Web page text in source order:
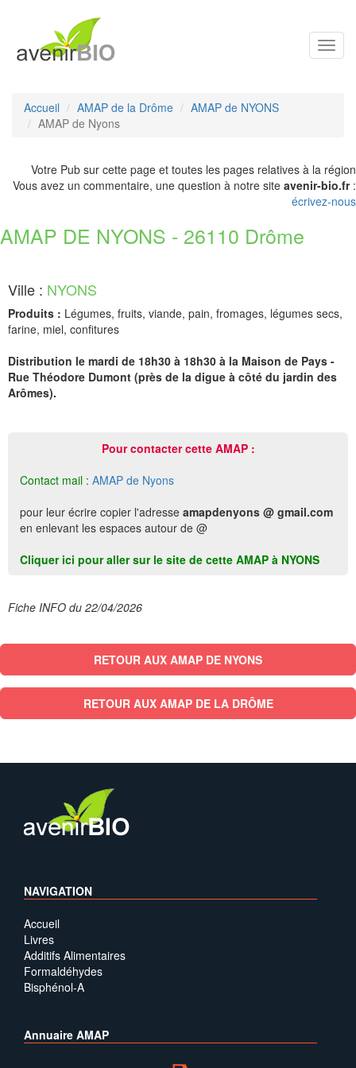
Accueil AMAP de la Drôme
AMAP de NYONS
AMAP de Nyons
Votre Pub sur cette page et toutes les pages relatives à la région
Vous avez un commentaire, une question à notre site avenir-bio.fr:
écrivez-nous
AMAP DE NYONS - 26110 Drôme
Ville : NYONS
Produits : Légumes, fruits, viande, pain, fromages, légumes secs,
farine, miel, confitures
Distribution le mardi de 18h30 à 18h30 à la Maison de Pays -
Rue Théodore Dumont (près de la digue à côté du jardin des
Arômes).
Pour contacter cette AMAP :
Contact mail : AMAP de Nyons
pour leur écrire copier l'adresse amapdenyons @ gmail.com
en enlevant les espaces autour de @
Cliquer ici pour aller sur le site de cette AMAP à NYONS
Fiche INFO du 22/04/2026
RETOUR AUX AMAP DE NYONS
RETOUR AUX AMAP DE LA DRÔME
NAVIGATION
Accueil
Livres
Additifs Alimentaires
Formaldéhydes
Bisphénol-A
Annuaire AMAP